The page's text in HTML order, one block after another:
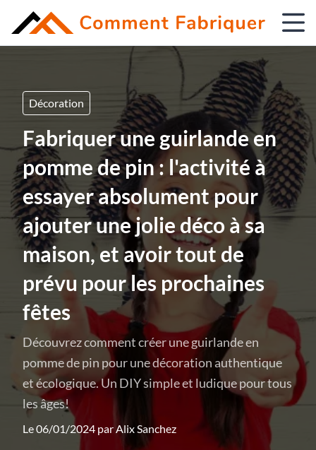
Décoration
Fabriquer une guirlande en
pomme de pin : l'activité à
essayer absolument pour
ajouter une jolie déco à sa
maison, et avoir tout de
prévu pour les prochaines
fêtes
Découvrez comment créer une guirlande en
pomme de pin pour une décoration authentique
et écologique. Un DIY simple et ludique pour tous
les âges!
Le 06/01/2024 parAlix Sanchez